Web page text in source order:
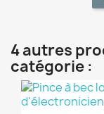
4 autres
catégorie :